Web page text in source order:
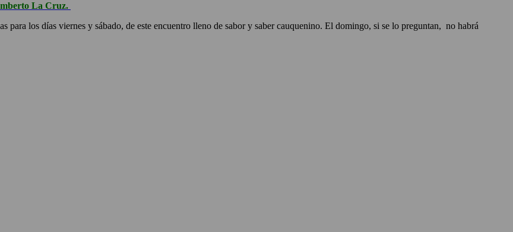
La Cruz.
para los días viernes y sábado, de este encuentro lleno de sabor y saber cauquenino. El domingo, si se lo preguntan, no habrá